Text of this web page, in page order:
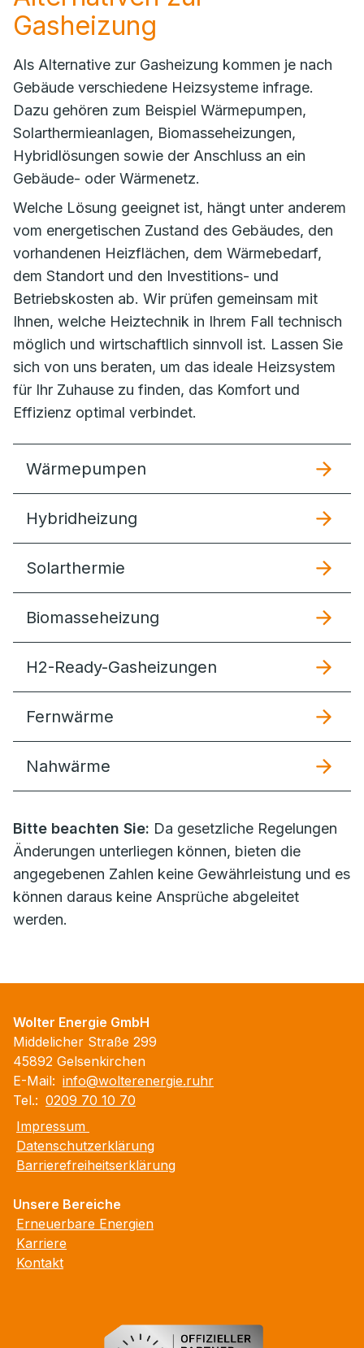
Gasheizung
Als Alternative zur Gasheizung kommen je nach
Gebäude verschiedene Heizsysteme infrage.
Dazu gehören zum Beispiel Wärmepumpen,
Solarthermieanlagen, Biomasseheizungen,
Hybridlösungen sowie der Anschluss an ein
Gebäude- oder Wärmenetz.
Welche Lösung geeignet ist, hängt unter anderem
vom energetischen Zustand des Gebäudes, den
vorhandenen Heizflächen, dem Wärmebedarf,
dem Standort und den Investitions- und
Betriebskosten ab. Wir prüfen gemeinsam mit
Ihnen, welche Heiztechnik in Ihrem Fall technisch
möglich und wirtschaftlich sinnvoll ist. Lassen Sie
sich von uns beraten, um das ideale Heizsystem
für Ihr Zuhause zu finden, das Komfort und
Effizienz optimal verbindet.
Wärmepumpen
Hybridheizung
Solarthermie
Biomasseheizung
H2-Ready-Gasheizungen
Fernwärme
Nahwärme
Bitte beachten Sie: Da gesetzliche Regelungen
Änderungen unterliegen können, bieten die
angegebenen Zahlen keine Gewährleistung und es
können daraus keine Ansprüche abgeleitet
werden.
Wolter Energie GmbH
Middelicher Straße 299
45892 Gelsenkirchen
E-Mail: info@wolterenergie.ruhr
Tel.: 0209 70 10 70
Impressum
Datenschutzerklärung
Barrierefreiheitserklärung
Unsere Bereiche
Erneuerbare Energien
Karriere
Kontakt